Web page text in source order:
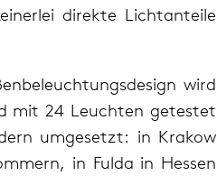
direkte Lichtanteile
wird
mit 24 Leuchten getestet
umgesetzt: in Krakow
in Fulda in Hessen